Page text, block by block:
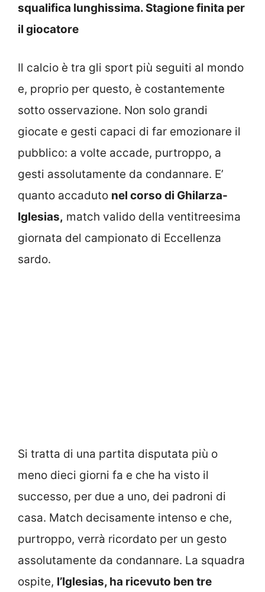
squalifica lunghissima. Stagione finita per
il giocatore
Il calcio è tra gli sport più seguiti al mondo
e, proprio per questo, è costantemente
sotto osservazione. Non solo grandi
giocate e gesti capaci di far emozionare il
pubblico: a volte accade, purtroppo, a
gesti assolutamente da condannare. E’
quanto accaduto nel corso di Ghilarza-
Iglesias, match valido della ventitreesima
giornata del campionato di Eccellenza
sardo.
Si tratta di una partita disputata più o
meno dieci giorni fa e che ha visto il
successo, per due a uno, dei padroni di
casa. Match decisamente intenso e che,
purtroppo, verrà ricordato per un gesto
assolutamente da condannare. La squadra
ospite, l’Iglesias, ha ricevuto ben tre